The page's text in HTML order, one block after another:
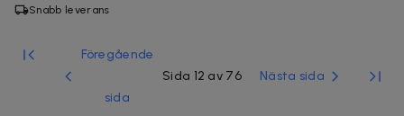
Snabb leverans
Föregående
sida
Sida 12 av 76 Nästa sida